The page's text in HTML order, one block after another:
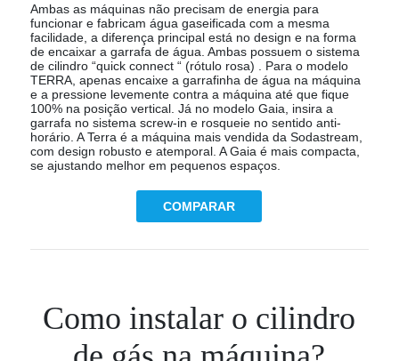
Ambas as máquinas não precisam de energia para
funcionar e fabricam água gaseificada com a mesma
facilidade, a diferença principal está no design e na forma
de encaixar a garrafa de água. Ambas possuem o sistema
de cilindro “quick connect “ (rótulo rosa) . Para o modelo
TERRA, apenas encaixe a garrafinha de água na máquina
e a pressione levemente contra a máquina até que fique
100% na posição vertical. Já no modelo Gaia, insira a
garrafa no sistema screw-in e rosqueie no sentido anti-
horário. A Terra é a máquina mais vendida da Sodastream,
com design robusto e atemporal. A Gaia é mais compacta,
se ajustando melhor em pequenos espaços.
COMPARAR
Como instalar o cilindro